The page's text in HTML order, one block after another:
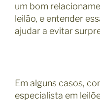
um bom
leilão, e entender
ajudar a evitar
Em alguns casos,
especialista em